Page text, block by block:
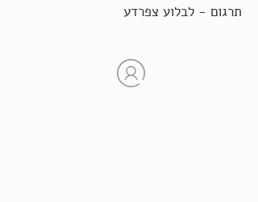
תרגום - לבלוע צפרדע